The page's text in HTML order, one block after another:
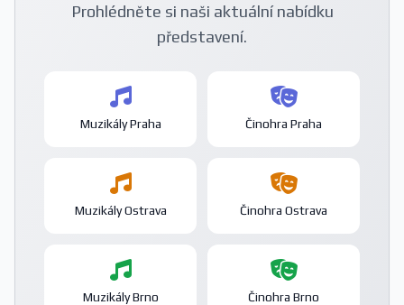
Prohlédněte si naši aktuální nabídku
představení.
Muzikály Praha Činohra Praha
Muzikály Ostrava Činohra Ostrava
Muzikály Brno Činohra Brno